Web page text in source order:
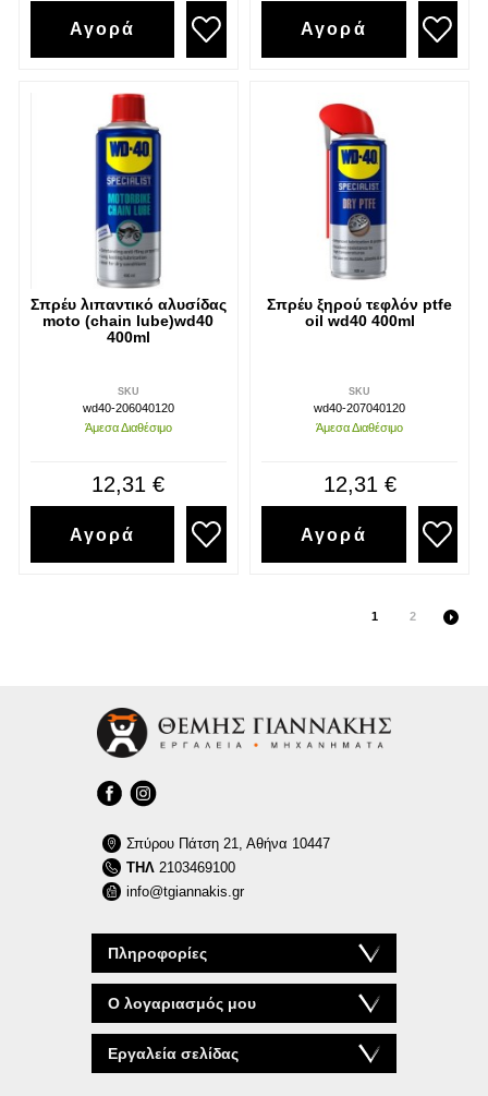
Αγορά Αγορά
Σπρέυ λιπαντικό αλυσίδας
moto (chain lube)wd40
400ml
SKU
wd40-206040120
Άμεσα Διαθέσιμο
12,31 €
Αγορά
Σπρέυ ξηρού τεφλόν ptfe
oil wd40 400ml
SKU
wd40-207040120
Άμεσα Διαθέσιμο
12,31 €
Αγορά
1 2
Πληροφορίες
Ο λογαριασμός μου
Εργαλεία σελίδας
Σπύρου Πάτση 21, Αθήνα 10447
ΤΗΛ2103469100
info@tgiannakis.gr